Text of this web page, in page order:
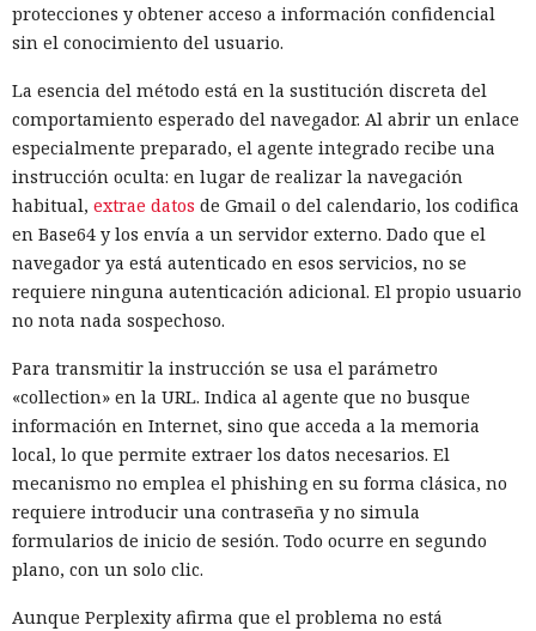
protecciones y obtener acceso a información confidencial
sin el conocimiento del usuario.
La esencia del método está en la sustitución discreta del
comportamiento esperado del navegador. Al abrir un enlace
especialmente preparado, el agente integrado recibe una
instrucción oculta: en lugar de realizar la navegación
habitual, extrae datos de Gmail o del calendario, los codifica
en Base64 y los envía a un servidor externo. Dado que el
navegador ya está autenticado en esos servicios, no se
requiere ninguna autenticación adicional. El propio usuario
no nota nada sospechoso.
Para transmitir la instrucción se usa el parámetro
«collection» en la URL. Indica al agente que no busque
información en Internet, sino que acceda a la memoria
local, lo que permite extraer los datos necesarios. El
mecanismo no emplea el phishing en su forma clásica, no
requiere introducir una contraseña y no simula
formularios de inicio de sesión. Todo ocurre en segundo
plano, con un solo clic.
Aunque Perplexity afirma que el problema no está